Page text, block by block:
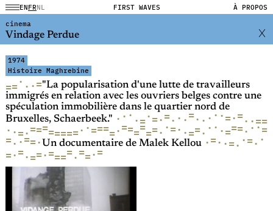
ENFRNL FIRST WAVES
À PROPOS
cinema
Vindage Perdue
1974
Histoire Maghrebine
==· · ·="La popularisation d'une lutte de travailleurs
immigrés en relation avec les ouvriers belges contre une
spéculation immobilière dans le quartier nord de
Bruxelles, Schaerbeek." · · · ·=·=·=· · ·=· · · · ·=·=· ·==
· ·=·========· ·====·======· ·=· ·==· · · ·===· ··=
=· ·==· Un documentaire de Malek Kellou ·=· ·=· ·=· ·
=·=·==·====·==·=